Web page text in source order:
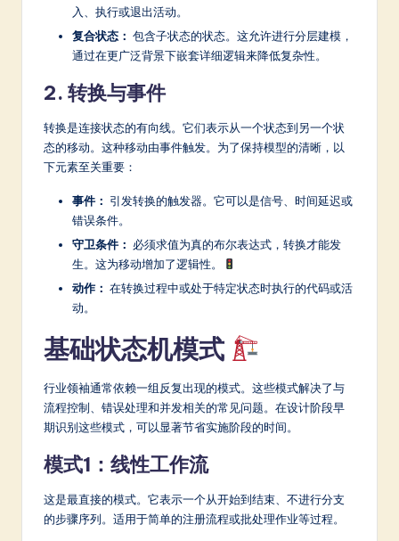
A
&
S
In
o
ti
入、执行或退出活动。
复合状态： 包含子状态的状态。这允许进行分层建模，
通过在更广泛背景下嵌套详细逻辑来降低复杂性。
2. 转换与事件
转换是连接状态的有向线。它们表示从一个状态到另一个状
态的移动。这种移动由事件触发。为了保持模型的清晰，以
下元素至关重要：
事件： 引发转换的触发器。它可以是信号、时间延迟或
错误条件。
守卫条件： 必须求值为真的布尔表达式，转换才能发
生。这为移动增加了逻辑性。
动作： 在转换过程中或处于特定状态时执行的代码或活
动。
基础状态机模式
行业领袖通常依赖一组反复出现的模式。这些模式解决了与
流程控制、错误处理和并发相关的常见问题。在设计阶段早
期识别这些模式，可以显著节省实施阶段的时间。
模式1：线性工作流
这是最直接的模式。它表示一个从开始到结束、不进行分支
的步骤序列。适用于简单的注册流程或批处理作业等过程。